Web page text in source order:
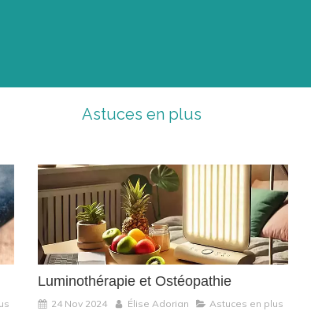
Astuces en plus
Luminothérapie et Ostéopathie
24 Nov 2024 Élise Adorian Astuces en plus